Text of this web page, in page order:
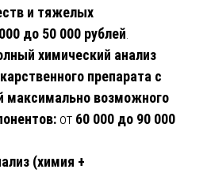
и тяжелых
до 50 000 рублей
химический анализ
препарата с
максимально возможного
от 60 000 до 90 000
(химия +